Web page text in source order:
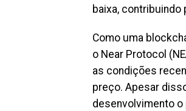
baixa,
Como uma
o Near Protocol
as condições
preço. Apesar
desenvolvimento